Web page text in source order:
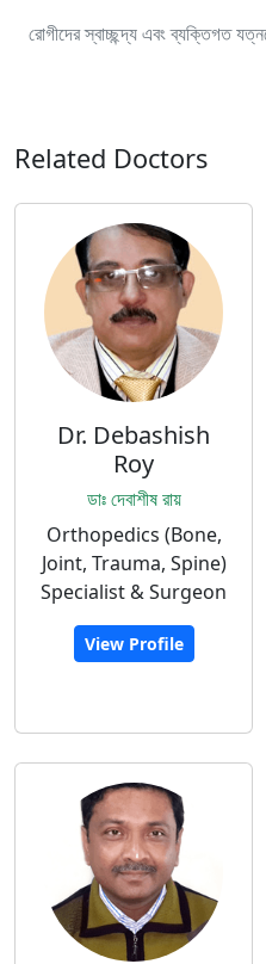
রোগীদের স্বাচ্ছন্দ্য এবং ব্যক্তিগত
Related Doctors
Dr. Debashish
Roy
ডাঃ দেবাশীষ রায়
Orthopedics (Bone,
Joint, Trauma, Spine)
Specialist & Surgeon
View Profile